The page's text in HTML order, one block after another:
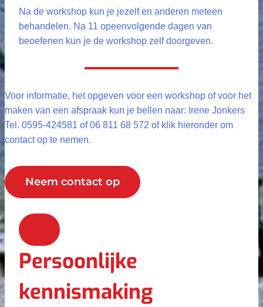
Na de workshop kun je jezelf en anderen meteen
behandelen. Na 11 opeenvolgende dagen van
beoefenen kun je de workshop zelf doorgeven.
Voor informatie, het opgeven voor een workshop of voor het
maken van een afspraak kun je bellen naar: Irene Jonkers
Tel. 0595-424581 of 06 811 68 572 of klik hieronder om
contact op te nemen.
Neem contact op
Persoonlijke
kennismaking